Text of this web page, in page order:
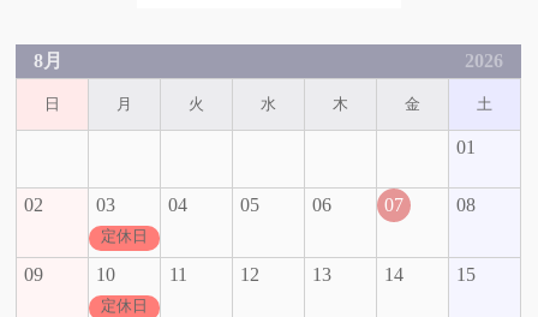
8月 2026
日 月 火 水 木 金 土
01
02 03
定休日
04 05 06 07 08
09 10
定休日
11 12 13 14 15